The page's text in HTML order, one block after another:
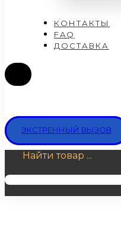
КОНТАКТЫ
FAQ
ДОСТАВКА
ЭКСТРЕННЫЙ ВЫЗОВ
Найти товар ...